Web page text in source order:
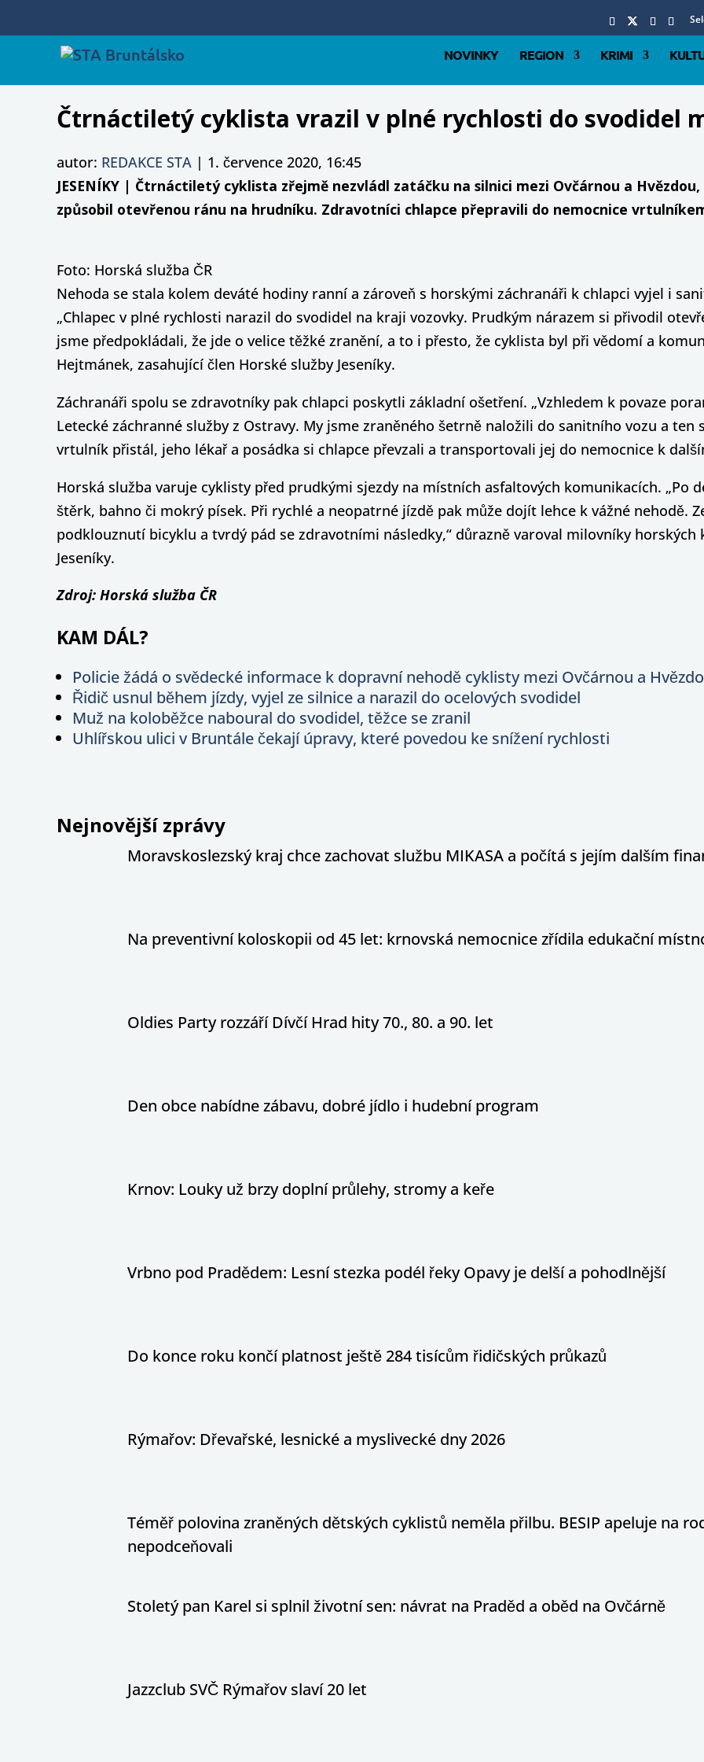
NOVINKY REGION KRIMI
Čtrnáctiletý cyklista vrazil v plné rychlosti do svodidel
autor: REDAKCE STA | 1. července 2020, 16:45
JESENÍKY | Čtrnáctiletý cyklista zřejmě nezvládl zatáčku na silnici mezi Ovčárnou a
způsobil otevřenou ránu na hrudníku. Zdravotníci chlapce přepravili do nemocnice
Foto: Horská služba ČR
Nehoda se stala kolem deváté hodiny ranní a zároveň s horskými záchranáři k chlapci vyjel i
„Chlapec v plné rychlosti narazil do svodidel na kraji vozovky. Prudkým nárazem si přivodil
jsme předpokládali, že jde o velice těžké zranění, a to i přesto, že cyklista byl při vědomí a
Hejtmánek, zasahující člen Horské služby Jeseníky.
Záchranáři spolu se zdravotníky pak chlapci poskytli základní ošetření. „Vzhledem k povaze
Letecké záchranné služby z Ostravy. My jsme zraněného šetrně naložili do sanitního vozu a ten
vrtulník přistál, jeho lékař a posádka si chlapce převzali a transportovali jej do nemocnice k
Horská služba varuje cyklisty před prudkými sjezdy na místních asfaltových komunikacích. „Po
štěrk, bahno či mokrý písek. Při rychlé a neopatrné jízdě pak může dojít lehce k vážné nehodě.
podklouznutí bicyklu a tvrdý pád se zdravotními následky,“ důrazně varoval milovníky horských
Jeseníky.
Zdroj: Horská služba ČR
KAM DÁL?
Policie žádá o svědecké informace k dopravní nehodě cyklisty mezi Ovčárnou a
Řidič usnul během jízdy, vyjel ze silnice a narazil do ocelových svodidel
Muž na koloběžce naboural do svodidel, těžce se zranil
Uhlířskou ulici v Bruntále čekají úpravy, které povedou ke snížení rychlosti
Nejnovější zprávy
Moravskoslezský kraj chce zachovat službu MIKASA a počítá s jejím dalším
Na preventivní koloskopii od 45 let: krnovská nemocnice zřídila edukační
Oldies Party rozzáří Dívčí Hrad hity 70., 80. a 90. let
Den obce nabídne zábavu, dobré jídlo i hudební program
Krnov: Louky už brzy doplní průlehy, stromy a keře
Vrbno pod Pradědem: Lesní stezka podél řeky Opavy je delší a pohodlnější
Do konce roku končí platnost ještě 284 tisícům řidičských průkazů
Rýmařov: Dřevařské, lesnické a myslivecké dny 2026
Téměř polovina zraněných dětských cyklistů neměla přilbu. BESIP apeluje na
nepodceňovali
Stoletý pan Karel si splnil životní sen: návrat na Praděd a oběd na Ovčárně
Jazzclub SVČ Rýmařov slaví 20 let